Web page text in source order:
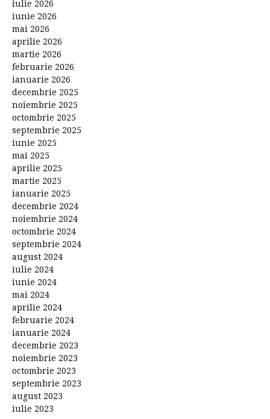
iulie 2026
iunie 2026
mai 2026
aprilie 2026
martie 2026
februarie 2026
ianuarie 2026
decembrie 2025
noiembrie 2025
octombrie 2025
septembrie 2025
iunie 2025
mai 2025
aprilie 2025
martie 2025
ianuarie 2025
decembrie 2024
noiembrie 2024
octombrie 2024
septembrie 2024
august 2024
iulie 2024
iunie 2024
mai 2024
aprilie 2024
februarie 2024
ianuarie 2024
decembrie 2023
noiembrie 2023
octombrie 2023
septembrie 2023
august 2023
iulie 2023